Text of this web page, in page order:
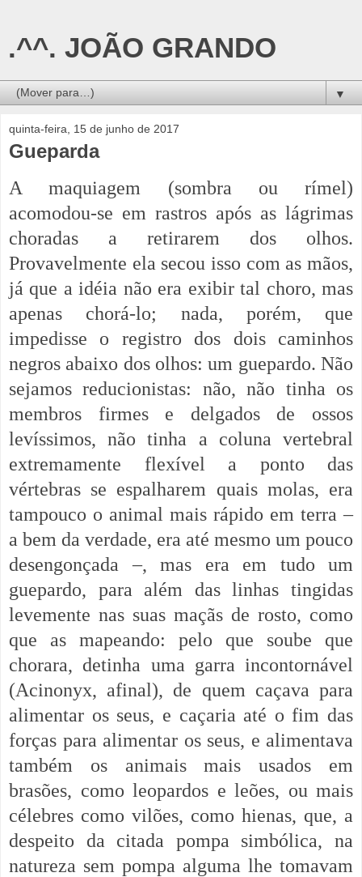
.^^. JOÃO GRANDO
▼
quinta-feira, 15 de junho de 2017
Gueparda
A maquiagem (sombra ou rímel)
acomodou-se em rastros após as lágrimas
choradas a retirarem dos olhos.
Provavelmente ela secou isso com as mãos,
já que a idéia não era exibir tal choro, mas
apenas chorá-lo; nada, porém, que
impedisse o registro dos dois caminhos
negros abaixo dos olhos: um guepardo. Não
sejamos reducionistas: não, não tinha os
membros firmes e delgados de ossos
levíssimos, não tinha a coluna vertebral
extremamente flexível a ponto das
vértebras se espalharem quais molas, era
tampouco o animal mais rápido em terra –
a bem da verdade, era até mesmo um pouco
desengonçada –, mas era em tudo um
guepardo, para além das linhas tingidas
levemente nas suas maçãs de rosto, como
que as mapeando: pelo que soube que
chorara, detinha uma garra incontornável
(Acinonyx, afinal), de quem caçava para
alimentar os seus, e caçaria até o fim das
forças para alimentar os seus, e alimentava
também os animais mais usados em
brasões, como leopardos e leões, ou mais
célebres como vilões, como hienas, que, a
despeito da citada pompa simbólica, na
natureza sem pompa alguma lhe tomavam